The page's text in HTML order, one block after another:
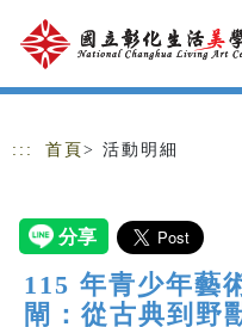
跳到主要內容
網站導覽
::: 首頁 > 活動明細
115 年青少年藝
閘：從古典到野